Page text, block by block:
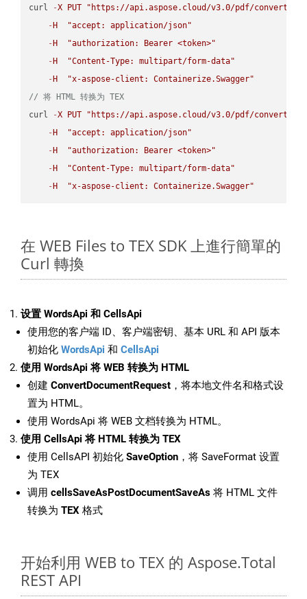
curl
-X PUT
"https://api.aspose.cloud/v3.0/pdf/convert/
- H
"accept: application/json"
- H
"authorization: Bearer <token>"
- H
"Content-Type: multipart/form-data"
- H
"x-aspose-client: Containerize.Swagger"
// 将 HTML 转换为 TEX
curl
-X PUT
"https://api.aspose.cloud/v3.0/pdf/convert/
- H
"accept: application/json"
- H
"authorization: Bearer <token>"
- H
"Content-Type: multipart/form-data"
- H "x-aspose-client: Containerize.Swagger"
在 WEB Files to TEX SDK 上進行簡單的
Curl 轉換
设置 WordsApi 和 CellsApi
使用您的客户端 ID、客户端密钥、基本 URL 和 API 版本
初始化 WordsApi 和 CellsApi
使用 WordsApi 将 WEB 转换为 HTML
创建 ConvertDocumentRequest ，将本地文件名和格式设
置为 HTML。
使用 WordsApi 将 WEB 文档转换为 HTML。
使用 CellsApi 将 HTML 转换为 TEX
使用 CellsAPI 初始化 SaveOption ，将 SaveFormat 设置
为 TEX
调用 cellsSaveAsPostDocumentSaveAs 将 HTML 文件
转换为 TEX 格式
开始利用 WEB to TEX 的 Aspose.Total
REST API